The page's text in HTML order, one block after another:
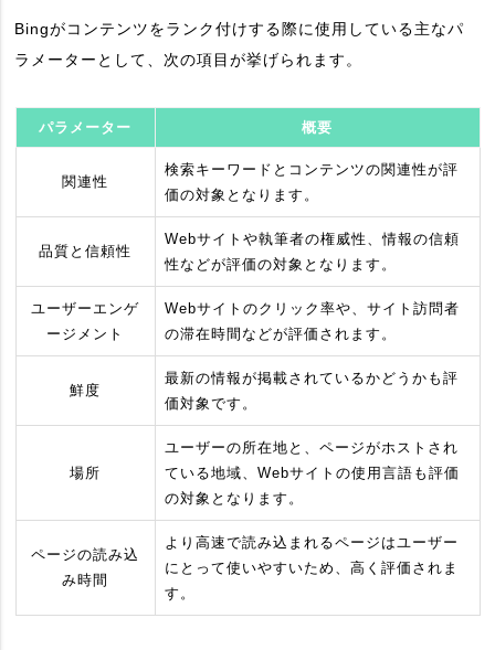
Bingがコンテンツをランク付けする際に使用している主なパ
ラメーターとして、次の項目が挙げられます。
パラメーター 概要
関連性
検索キーワードとコンテンツの関連性が評
価の対象となります。
品質と信頼性
Webサイトや執筆者の権威性、情報の信頼
性などが評価の対象となります。
ユーザーエンゲ
ージメント
Webサイトのクリック率や、サイト訪問者
の滞在時間などが評価されます。
鮮度
最新の情報が掲載されているかどうかも評
価対象です。
場所
ユーザーの所在地と、ページがホストされ
ている地域、Webサイトの使用言語も評価
の対象となります。
ページの読み込
み時間
より高速で読み込まれるページはユーザー
にとって使いやすいため、高く評価されま
す。